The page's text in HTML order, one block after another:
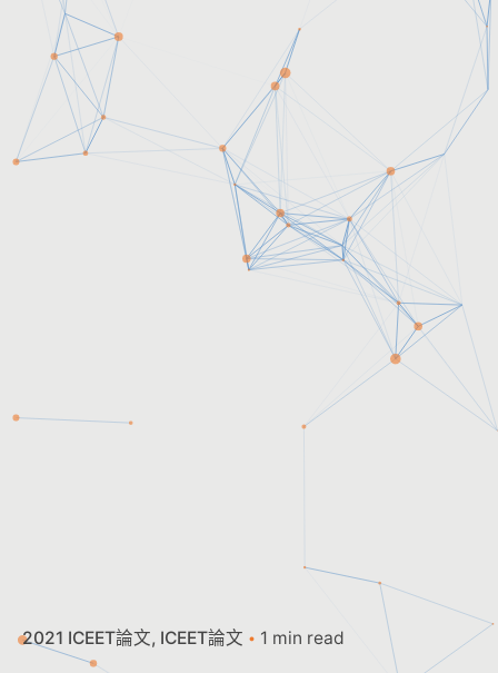
2021 ICEET論文 ICEET論文 1 min read